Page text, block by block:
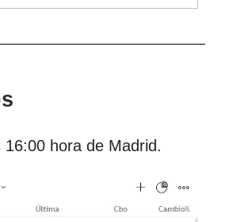
16:00 hora de Madrid.